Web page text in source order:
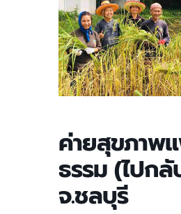
ค่ายสุขภาพ
ธรรม (ไปก
จ.ชลบุรี